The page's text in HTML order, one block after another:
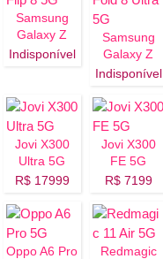
Samsung
Galaxy Z
Flip 8 5G
Indisponível
Samsung
Galaxy Z
Fold 8 Ultra
Indisponível
Jovi X300
Ultra 5G
R$ 17999
Jovi X300
FE 5G
R$ 7199
Oppo A6 Pro
Redmagic